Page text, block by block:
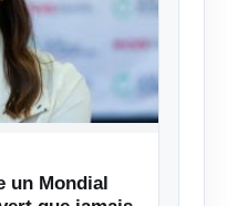
un Mondial